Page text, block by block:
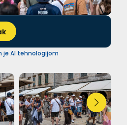
je AI tehnologijom